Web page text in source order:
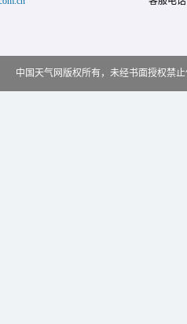
中国天气网版权所有，未经书面授权